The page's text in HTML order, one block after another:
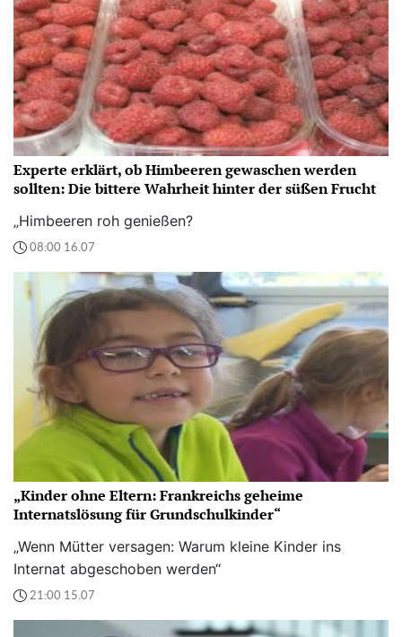
Experte erklärt, ob Himbeeren gewaschen werden
sollten: Die bittere Wahrheit hinter der süßen Frucht
„Himbeeren roh genießen?
08:00 16.07
„Kinder ohne Eltern: Frankreichs geheime
Internatslösung für Grundschulkinder“
„Wenn Mütter versagen: Warum kleine Kinder ins
Internat abgeschoben werden“
21:00 15.07